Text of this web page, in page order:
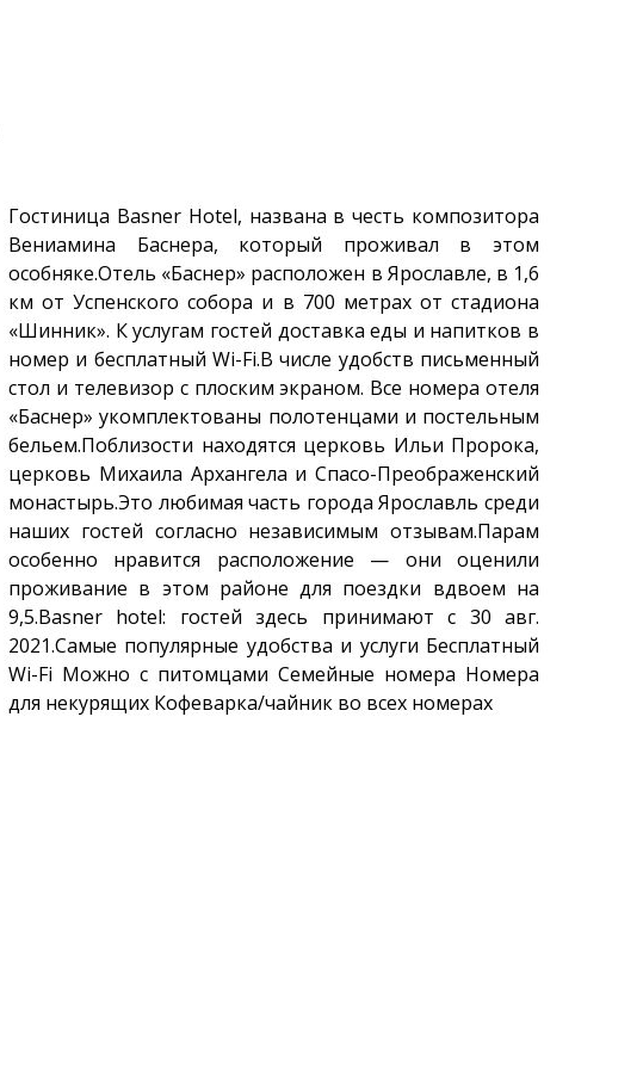
Гостиница Basner Hotel, названа в честь композитора
Вениамина Баснера, который проживал в этом
особняке.Отель «Баснер» расположен в Ярославле, в 1,6
км от Успенского собора и в 700 метрах от стадиона
«Шинник». К услугам гостей доставка еды и напитков в
номер и бесплатный Wi-Fi.В числе удобств письменный
стол и телевизор с плоским экраном. Все номера отеля
«Баснер» укомплектованы полотенцами и постельным
бельем.Поблизости находятся церковь Ильи Пророка,
церковь Михаила Архангела и Спасо-Преображенский
монастырь.Это любимая часть города Ярославль среди
наших гостей согласно независимым отзывам.Парам
особенно нравится расположение — они оценили
проживание в этом районе для поездки вдвоем на
9,5.Basner hotel: гостей здесь принимают с 30 авг.
2021.Самые популярные удобства и услуги Бесплатный
Wi-Fi Можно с питомцами Семейные номера Номера
для некурящих Кофеварка/чайник во всех номерах